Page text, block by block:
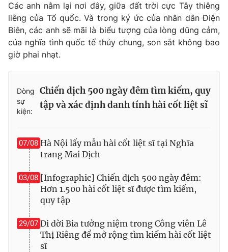
Các anh nằm lại nơi đây, giữa đất trời cực Tây thiêng
liêng của Tổ quốc. Và trong ký ức của nhân dân Điện
Biên, các anh sẽ mãi là biểu tượng của lòng dũng cảm,
của nghĩa tình quốc tế thủy chung, son sắt không bao
giờ phai nhạt.
Dòng
sự
kiện:
Chiến dịch 500 ngày đêm tìm kiếm, quy
tập và xác định danh tính hài cốt liệt sĩ
07/08 Hà Nội lấy mẫu hài cốt liệt sĩ tại Nghĩa
trang Mai Dịch
03/08 [Infographic] Chiến dịch 500 ngày đêm:
Hơn 1.500 hài cốt liệt sĩ được tìm kiếm,
quy tập
29/07 Di dời Bia tưởng niệm trong Công viên Lê
Thị Riêng để mở rộng tìm kiếm hài cốt liệt
sĩ